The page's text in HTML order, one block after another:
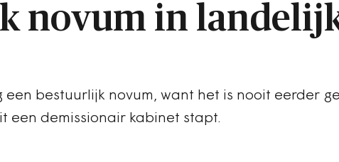
novum in
bestuurlijk novum, want het is nooit eerder
een demissionair kabinet stapt.